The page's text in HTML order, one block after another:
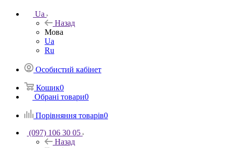
Ua
Назад
Мова
Ua
Ru
Особистий кабінет
Кошик0
Обрані товари0
Порівняння товарів0
(097) 106 30 05
Назад